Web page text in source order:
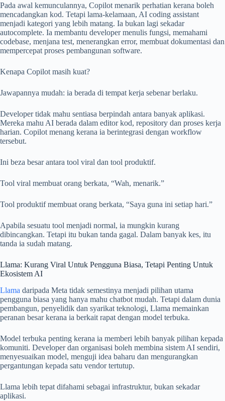
Pada awal kemunculannya, Copilot menarik perhatian kerana boleh
mencadangkan kod. Tetapi lama-kelamaan, AI coding assistant
menjadi kategori yang lebih matang. Ia bukan lagi sekadar
autocomplete. Ia membantu developer menulis fungsi, memahami
codebase, menjana test, menerangkan error, membuat dokumentasi dan
mempercepat proses pembangunan software.
Kenapa Copilot masih kuat?
Jawapannya mudah: ia berada di tempat kerja sebenar berlaku.
Developer tidak mahu sentiasa berpindah antara banyak aplikasi.
Mereka mahu AI berada dalam editor kod, repository dan proses kerja
harian. Copilot menang kerana ia berintegrasi dengan workflow
tersebut.
Ini beza besar antara tool viral dan tool produktif.
Tool viral membuat orang berkata, “Wah, menarik.”
Tool produktif membuat orang berkata, “Saya guna ini setiap hari.”
Apabila sesuatu tool menjadi normal, ia mungkin kurang
dibincangkan. Tetapi itu bukan tanda gagal. Dalam banyak kes, itu
tanda ia sudah matang.
Llama: Kurang Viral Untuk Pengguna Biasa, Tetapi Penting Untuk
Ekosistem AI
Llama daripada Meta tidak semestinya menjadi pilihan utama
pengguna biasa yang hanya mahu chatbot mudah. Tetapi dalam dunia
pembangun, penyelidik dan syarikat teknologi, Llama memainkan
peranan besar kerana ia berkait rapat dengan model terbuka.
Model terbuka penting kerana ia memberi lebih banyak pilihan kepada
komuniti. Developer dan organisasi boleh membina sistem AI sendiri,
menyesuaikan model, menguji idea baharu dan mengurangkan
pergantungan kepada satu vendor tertutup.
Llama lebih tepat difahami sebagai infrastruktur, bukan sekadar
aplikasi.